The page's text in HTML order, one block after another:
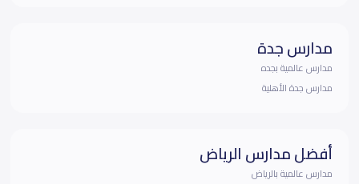
مدارس جدة
مدارس عالمية بجده
مدارس جدة الأهلية
أفضل مدارس الرياض
مدارس عالمية بالرياض